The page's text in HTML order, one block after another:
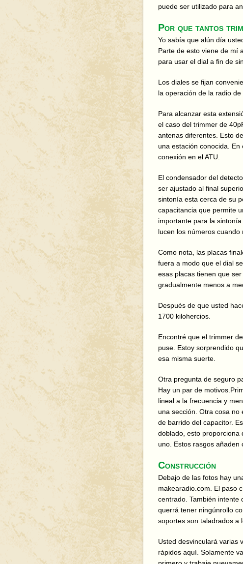
puede ser utilizado para
Por que tantos
Yo sabía que alún día
Parte de esto viene de mí
para usar el dial a fin de
Los diales se fijan
la operación de la radio
Para alcanzar esta
el caso del trimmer de
antenas diferentes. Esto
una estación conocida.
conexión en el ATU.
El condensador del
ser ajustado al final
sintonía esta cerca de su
capacitancia que permite
importante para la
lucen los números
Como nota, las placas
fuera a modo que el dial
esas placas tienen que
gradualmente menos a
Después de que usted
1700 kilohercios.
Encontré que el trimmer
puse. Estoy sorprendido
esa misma suerte.
Otra pregunta de seguro
Hay un par de
lineal a la frecuencia y
una sección. Otra cosa no
de barrido del capacitor.
doblado, esto proporciona
uno. Estos rasgos añaden
Construcción
Debajo de las fotos hay
makearadio.com. El paso
centrado. También intente
querrá tener ningúnrollo
soportes son taladrados a
Usted desvinculará varias
rápidos aquí. Solamente